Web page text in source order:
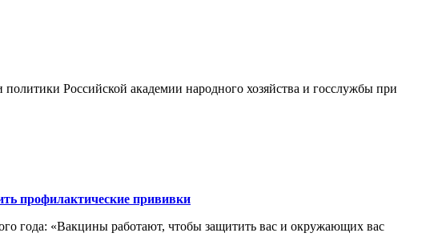
Российской академии народного хозяйства и госслужбы при
профилактические прививки
года: «Вакцины работают, чтобы защитить вас и окружающих вас